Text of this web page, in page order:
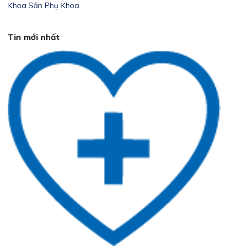
Khoa Sản Phụ Khoa
Tin mới nhất